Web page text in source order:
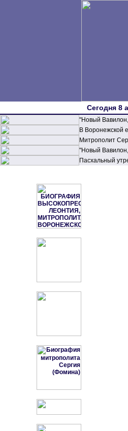
Сегодня 8
"Новый
В Воронежской
Митрополит
"Новый
Пасхальный